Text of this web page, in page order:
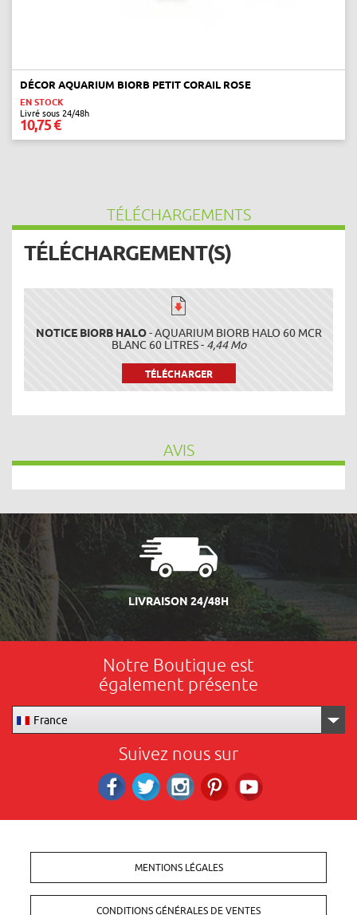
DÉCOR AQUARIUM BIORB PETIT CORAIL ROSE
EN STOCK
Livré sous 24/48h
10,75 €
TÉLÉCHARGEMENTS
TÉLÉCHARGEMENT(S)
NOTICE BIORB HALO- AQUARIUM BIORB HALO 60 MCR
BLANC 60 LITRES - 4,44 Mo
TÉLÉCHARGER
AVIS
LIVRAISON 24/48H
Notre Boutique est
également présente
France
Suivez nous sur
MENTIONS LÉGALES
CONDITIONS GÉNÉRALES DE VENTES